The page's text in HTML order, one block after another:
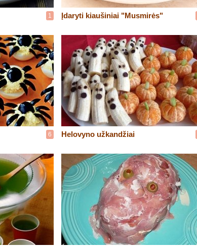
1 Įdaryti kiaušiniai "Musmirės"
6 Helovyno užkandžiai